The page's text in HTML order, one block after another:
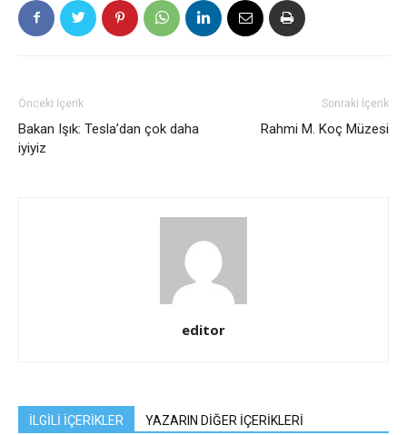
Önceki İçerik
Bakan Işık: Tesla’dan çok daha
iyiyiz
Sonraki İçerik
Rahmi M. Koç Müzesi
editor
İLGİLİ İÇERİKLER YAZARIN DİĞER İÇERİKLERİ